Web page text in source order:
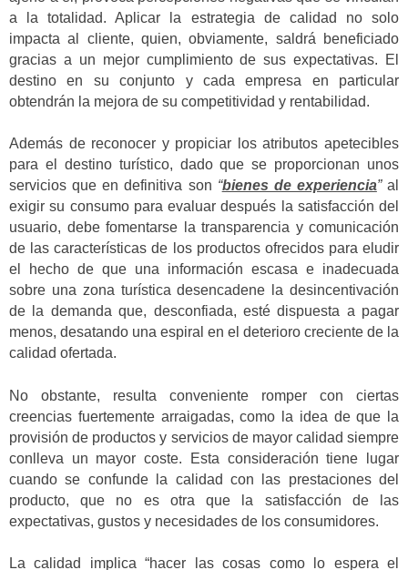
a la totalidad. Aplicar la estrategia de calidad no solo
impacta al cliente, quien, obviamente, saldrá beneficiado
gracias a un mejor cumplimiento de sus expectativas. El
destino en su conjunto y cada empresa en particular
obtendrán la mejora de su competitividad y rentabilidad.
Además de reconocer y propiciar los atributos apetecibles
para el destino turístico, dado que se proporcionan unos
servicios que en definitiva son “bienes de experiencia”al
exigir su consumo para evaluar después la satisfacción del
usuario, debe fomentarse la transparencia y comunicación
de las características de los productos ofrecidos para eludir
el hecho de que una información escasa e inadecuada
sobre una zona turística desencadene la desincentivación
de la demanda que, desconfiada, esté dispuesta a pagar
menos, desatando una espiral en el deterioro creciente de la
calidad ofertada.
No obstante, resulta conveniente romper con ciertas
creencias fuertemente arraigadas, como la idea de que la
provisión de productos y servicios de mayor calidad siempre
conlleva un mayor coste. Esta consideración tiene lugar
cuando se confunde la calidad con las prestaciones del
producto, que no es otra que la satisfacción de las
expectativas, gustos y necesidades de los consumidores.
La calidad implica “hacer las cosas como lo espera el